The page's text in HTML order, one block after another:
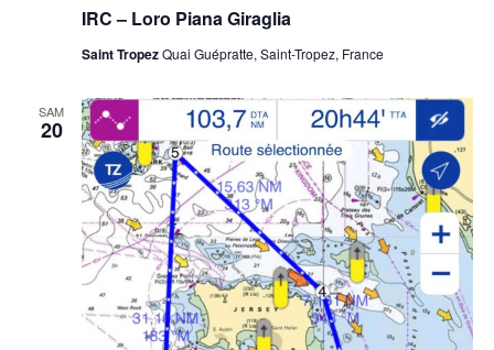
IRC – Loro Piana Giraglia
Saint TropezQuai Guépratte, Saint-Tropez, France
SAM
20